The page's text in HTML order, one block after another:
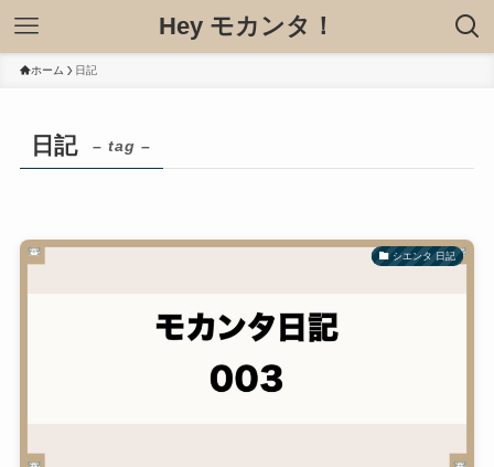
Hey モカンタ！
ホーム 日記
日記 – tag –
シエンタ 日記